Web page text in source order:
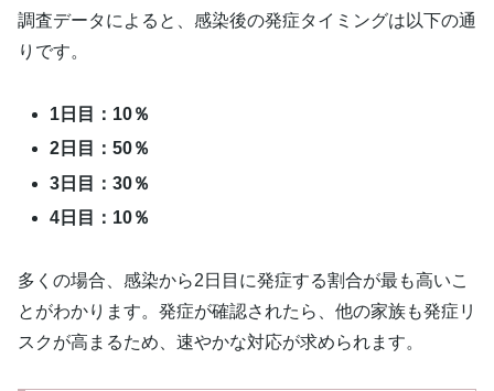
調査データによると、感染後の発症タイミングは以下の通
りです。
1日目：10％
2日目：50％
3日目：30％
4日目：10％
多くの場合、感染から2日目に発症する割合が最も高いこ
とがわかります。発症が確認されたら、他の家族も発症リ
スクが高まるため、速やかな対応が求められます。